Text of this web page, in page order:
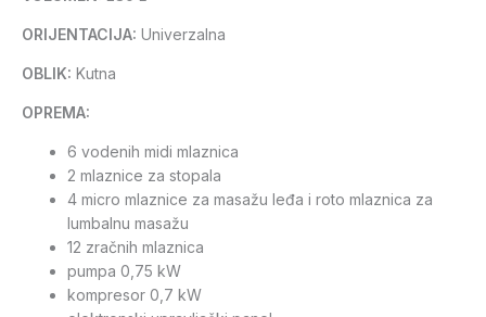
ORIJENTACIJA: Univerzalna
OBLIK: Kutna
OPREMA:
6 vodenih midi mlaznica
2 mlaznice za stopala
4 micro mlaznice za masažu leđa i roto mlaznica za
lumbalnu masažu
12 zračnih mlaznica
pumpa 0,75 kW
kompresor 0,7 kW